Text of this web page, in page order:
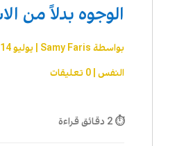
الوجوه بدلاً من
بواسطة Samy Faris يوليو 14, 2015
النفس| 0 تعليقات
⏱ 2 دقائق قراءة